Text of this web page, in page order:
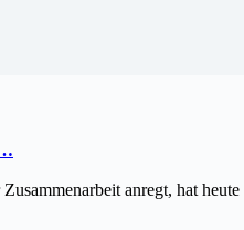
anregt, hat